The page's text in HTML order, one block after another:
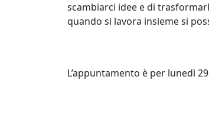
scambiarci idee e di
quando si lavora insieme si
L’appuntamento è per lunedì